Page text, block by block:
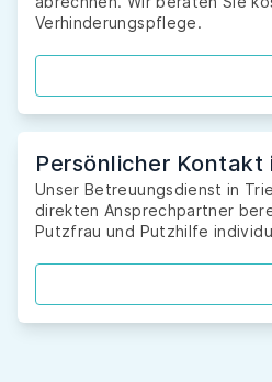
Verhinderungspflege.
Persönlicher Kontakt
Unser Betreuungsdienst in
direkten Ansprechpartner
Putzfrau und Putzhilfe